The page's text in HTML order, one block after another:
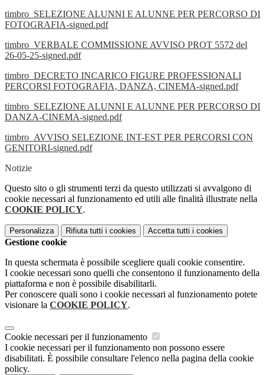
timbro_SELEZIONE ALUNNI E ALUNNE PER PERCORSO DI
FOTOGRAFIA-signed.pdf
timbro_VERBALE COMMISSIONE AVVISO PROT 5572 del
26-05-25-signed.pdf
timbro_DECRETO INCARICO FIGURE PROFESSIONALI
PERCORSI FOTOGRAFIA, DANZA, CINEMA-signed.pdf
timbro_SELEZIONE ALUNNI E ALUNNE PER PERCORSO DI
DANZA-CINEMA-signed.pdf
timbro_AVVISO SELEZIONE INT-EST PER PERCORSI CON
GENITORI-signed.pdf
Notizie
Questo sito o gli strumenti terzi da questo utilizzati si avvalgono di
cookie necessari al funzionamento ed utili alle finalità illustrate nella
COOKIE POLICY.
Personalizza Rifiuta tutti i cookies Accetta tutti i cookies
Gestione cookie
In questa schermata è possibile scegliere quali cookie consentire.
I cookie necessari sono quelli che consentono il funzionamento della
piattaforma e non è possibile disabilitarli.
Per conoscere quali sono i cookie necessari al funzionamento potete
visionare la COOKIE POLICY.
Cookie necessari per il funzionamento
I cookie necessari per il funzionamento non possono essere
disabilitati. È possibile consultare l'elenco nella pagina della cookie
policy.